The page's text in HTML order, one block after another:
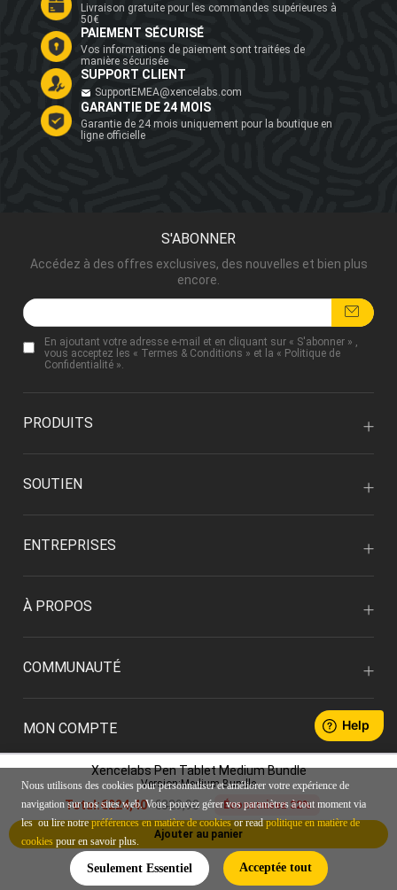
Xencelabs Pen Tablet Medium Bundle
Version:Medium Bundle
Total:€224,40 €329,90 Économisez 32%
Ajouter au panier
Livraison gratuite pour les commandes supérieures à
50€
PAIEMENT SÉCURISÉ
Vos informations de paiement sont traitées de
manière sécurisée
SUPPORT CLIENT
SupportEMEA@xencelabs.com
GARANTIE DE 24 MOIS
Garantie de 24 mois uniquement pour la boutique en
ligne officielle
S'ABONNER
Accédez à des offres exclusives, des nouvelles et bien plus
encore.
En ajoutant votre adresse e-mail et en cliquant sur « S'abonner » ,
vous acceptez les « Termes & Conditions » et la « Politique de
Confidentialité ».
PRODUITS
SOUTIEN
ENTREPRISES
À PROPOS
COMMUNAUTÉ
MON COMPTE
FRANÇAIS/EUR
Nous utilisons des cookies pour personnaliser et améliorer votre expérience de
navigation sur nos sites web. Vous pouvez gérer vos paramètres à tout moment via
les ou lire notrepréférences en matière de cookiesor readpolitique en matière de
cookies pour en savoir plus.
Seulement Essentiel Acceptée tout